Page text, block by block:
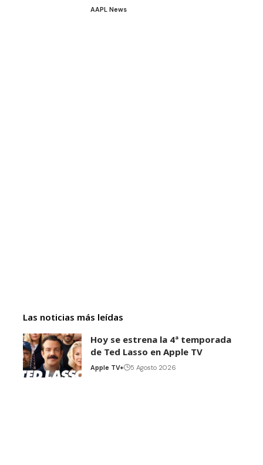
AAPL News
Las noticias más leídas
Hoy se estrena la 4ª temporada
de Ted Lasso en Apple TV
Apple TV+ 5 Agosto 2026